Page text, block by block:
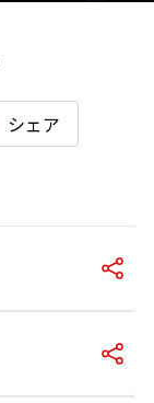
シェア